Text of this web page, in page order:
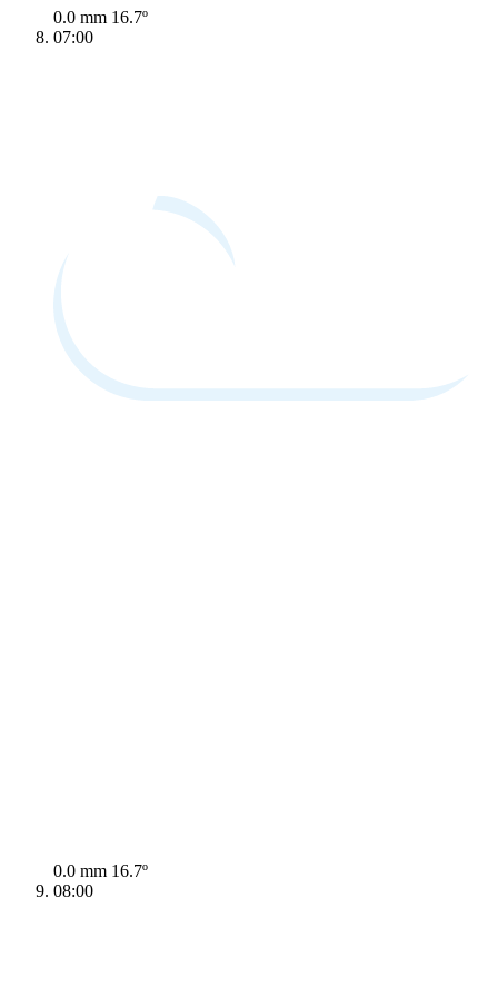
0.0 mm 16.7º
07:00
0.0 mm 16.7º
08:00